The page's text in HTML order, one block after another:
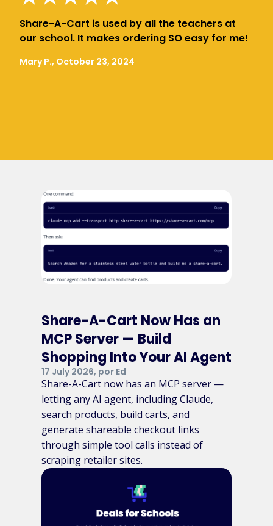
Share-A-Cart is used by all the teachers at
our school. It makes ordering SO easy for me!
Mary P., October 23, 2024
Share-A-Cart Now Has an
MCP Server — Build
Shopping Into Your AI Agent
17 July 2026, por Ed
Share-A-Cart now has an MCP server —
letting any AI agent, including Claude,
search products, build carts, and
generate shareable checkout links
through simple tool calls instead of
scraping retailer sites.